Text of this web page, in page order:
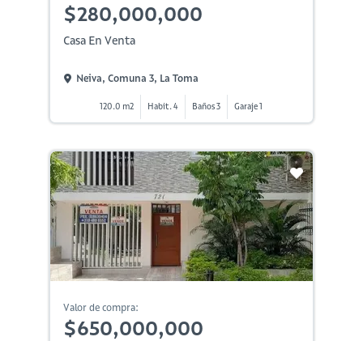
$280,000,000
Casa En Venta
Neiva, Comuna 3, La Toma
120.0 m2 Habit. 4 Baños 3 Garaje 1
Valor de compra:
$650,000,000